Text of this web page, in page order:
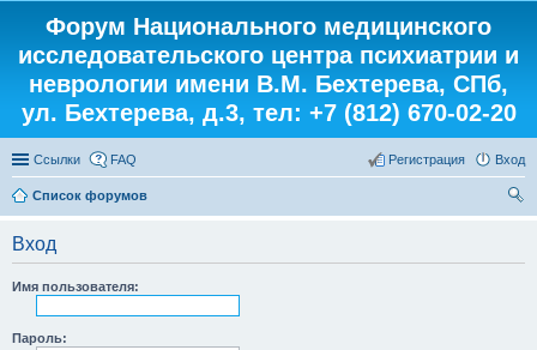
Форум Национального медицинского
исследовательского центра психиатрии и
неврологии имени В.М. Бехтерева, СПб,
ул. Бехтерева, д.3, тел: +7 (812) 670-02-20
Ссылки FAQ Вход
Регистрация
Список форумов
Вход
Имя пользователя:
Пароль: